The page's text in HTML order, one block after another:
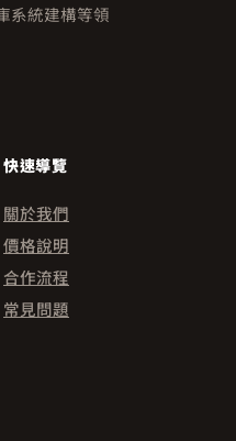
系統建構等領
快速導覽
關於我們
價格說明
合作流程
常見問題